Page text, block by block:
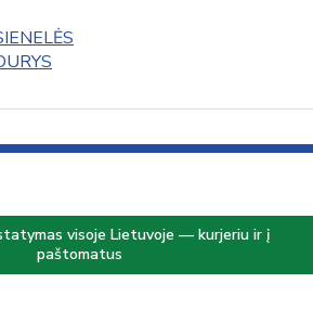
visoje Lietuvoje — kurjeriu ir į
paštomatus